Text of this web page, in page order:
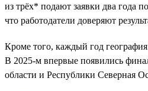
из трёх* подают заявки два года
что работодатели доверяют
Кроме того, каждый год
В 2025-м впервые появились
области и Республики Северная